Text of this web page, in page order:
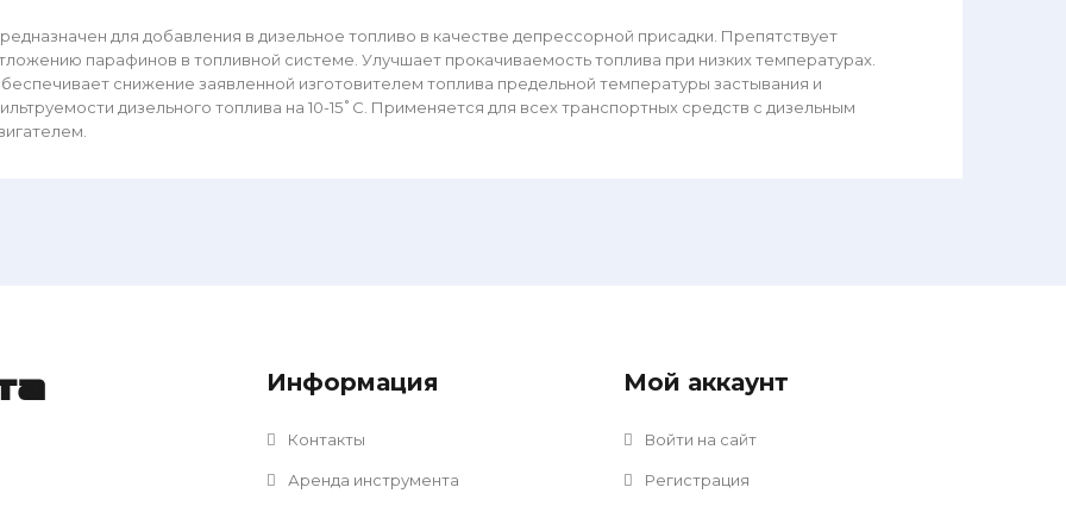
для добавления в дизельное топливо в качестве депрессорной присадки. Препятствует
парафинов в топливной системе. Улучшает прокачиваемость топлива при низких температурах.
снижение заявленной изготовителем топлива предельной температуры застывания и
дизельного топлива на 10-15˚С. Применяется для всех транспортных средств с дизельным
Информация
Контакты
Аренда инструмента
Мой аккаунт
Войти на сайт
Регистрация